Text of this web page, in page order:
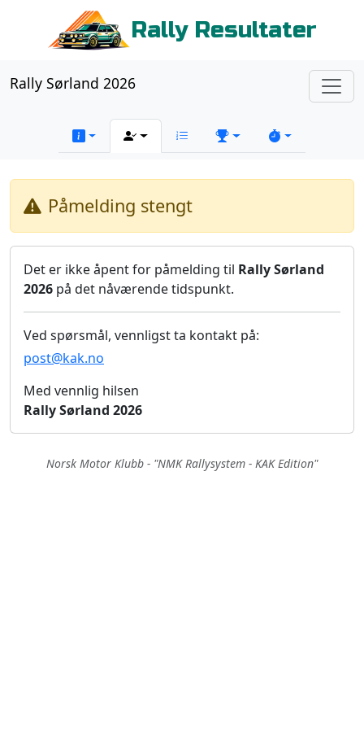
Rally Resultater
Rally Sørland 2026
Påmelding stengt
Det er ikke åpent for påmelding til Rally Sørland
2026 på det nåværende tidspunkt.
Ved spørsmål, vennligst ta kontakt på:
post@kak.no
Med vennlig hilsen
Rally Sørland 2026
Norsk Motor Klubb - "NMK Rallysystem - KAK Edition"